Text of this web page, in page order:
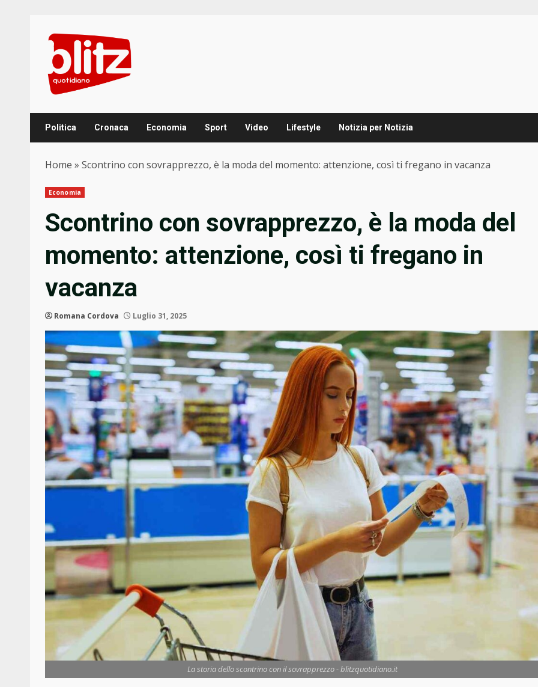
content
Politica Cronaca Economia Sport Video Lifestyle Notizia per Notizia
Home » Scontrino con sovrapprezzo, è la moda del momento: attenzione, così ti fregano in vacanza
Economia
Scontrino con sovrapprezzo, è la moda del
momento: attenzione, così ti fregano in
vacanza
Romana Cordova Luglio 31, 2025
La storia dello scontrino con il sovrapprezzo - blitzquotidiano.it